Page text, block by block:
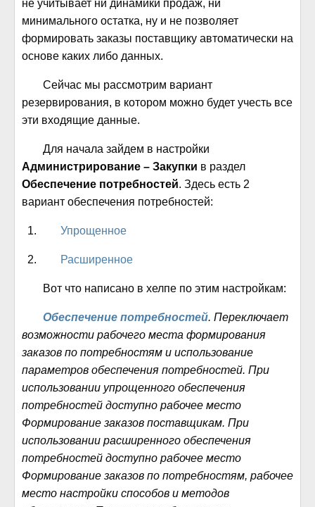
не учитывает ни динамики продаж, ни
минимального остатка, ну и не позволяет
формировать заказы поставщику автоматически на
основе каких либо данных.
Сейчас мы рассмотрим вариант
резервирования, в котором можно будет учесть все
эти входящие данные.
Для начала зайдем в настройки
Администрирование – Закупки в раздел
Обеспечение потребностей. Здесь есть 2
вариант обеспечения потребностей:
Упрощенное
Расширенное
Вот что написано в хелпе по этим настройкам:
Обеспечение потребностей. Переключает
возможности рабочего места формирования
заказов по потребностям и использование
параметров обеспечения потребностей. При
использовании упрощенного обеспечения
потребностей доступно рабочее место
Формирование заказов поставщикам. При
использовании расширенного обеспечения
потребностей доступно рабочее место
Формирование заказов по потребностям, рабочее
место настройки способов и методов